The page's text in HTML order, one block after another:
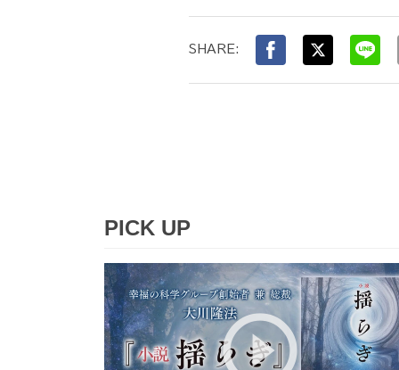
SHARE:
PICK UP